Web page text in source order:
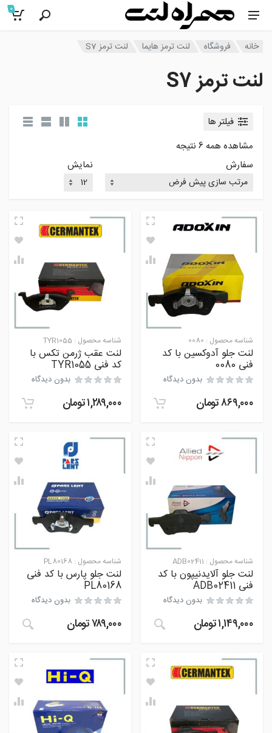
0
خانه فروشگاه لنت ترمز هایما لنت ترمز S7
لنت ترمز S7
فیلتر ها
مشاهده همه 6 نتیجه
سفارش
نمایش
شناسه محصول : 0080
لنت جلو آدوکسین با کد
فنی 0080
بدون دیدگاه
۸۶۹,۰۰۰تومان
شناسه محصول : TYR1055
لنت عقب ژرمن تکس با
کد فنی TYR1055
بدون دیدگاه
۱,۲۸۹,۰۰۰تومان
شناسه محصول : ADB02411
لنت جلو آلایدنیپون با کد
فنی ADB02411
بدون دیدگاه
۱,۱۴۹,۰۰۰تومان
شناسه محصول : PL80168
لنت جلو پارس با کد فنی
PL80168
بدون دیدگاه
۷۸۹,۰۰۰تومان